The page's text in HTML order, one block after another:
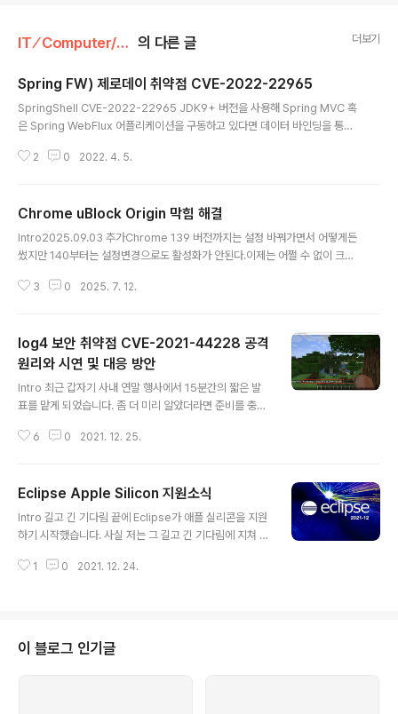
IT ⁄ Computer/News 의 다른 글 더보기
Spring FW) 제로데이 취약점 CVE-2022-22965
SpringShell CVE-2022-22965 JDK9+ 버전을 사용해 Spring MVC 혹
은 Spring WebFlux 어플리케이션을 구동하고 있다면 데이터 바인딩을 통한
식이 2022년 3월 31일 일요일에 공개되었습니다. 스프링 프레임워크가 워낙
ng4Shell 라고 불리고 있는 해당 취약점에 대해 알아보겠습니다. 영향을 받는
환경 JDK 9+ Apache Tomcat을 서블릿 컨테이너로 사용 전통적인 WAR
패키징 (스프링 부트의 jar 패키징은..
2 0 2022. 4. 5.
Chrome uBlock Origin 막힘 해결
Intro2025.09.03 추가Chrome 139 버전까지는 설정 바꿔가면서 어떻게든
썼지만 140부터는 설정변경으로도 활성화가 안된다.이제는 어쩔 수 없이 크롬
oogle.com/detail/ublock-origin-lite/ddkjiahejlhfcafbddmgiahcph
멈춰세웠다.This extension is no longer available because it does
n't follow best practices for Chrome..
3 0 2025. 7. 12.
log4 보안 취약점 CVE-2021-44228 공격
원리와 시연 및 대응 방안
Intro 최근 갑자기 사내 연말 행사에서 15분간의 짧은 발
표를 맡게 되었습니다. 좀 더 미리 알았더라면 준비를 충분
어쨌든 아쉬운대로 부랴부랴 준비를 시작했습니다. 회사의
끌 만한 주제를 여러가지 후보군에 두고 메모앱에 기록해
가며 며칠간 후보를 좁히고 있었습니다. 평소 블로그를 작
성하다 보니 여유만 되면 의견을 나누고 싶은 주제가 몇가
읽다가, 보안에 관련된 항목이 나오자 한창 떠들썩하게 만
6 0 2021. 12. 25.
Eclipse Apple Silicon 지원소식
Intro 길고 긴 기다림 끝에 Eclipse가 애플 실리콘을 지원
하기 시작했습니다. 사실 저는 그 길고 긴 기다림에 지쳐 4
전혀 없었던 건 아니지만, 2021년 8월에 한국어 언어팩
사용 할 일이 없었는데요.. 그래도 한 때 m1 맥북의 초창기
사용자로서, 이클립스를 사용하며 정말 크나큰 불편을 느
1 0 2021. 12. 24.
이 블로그 인기글